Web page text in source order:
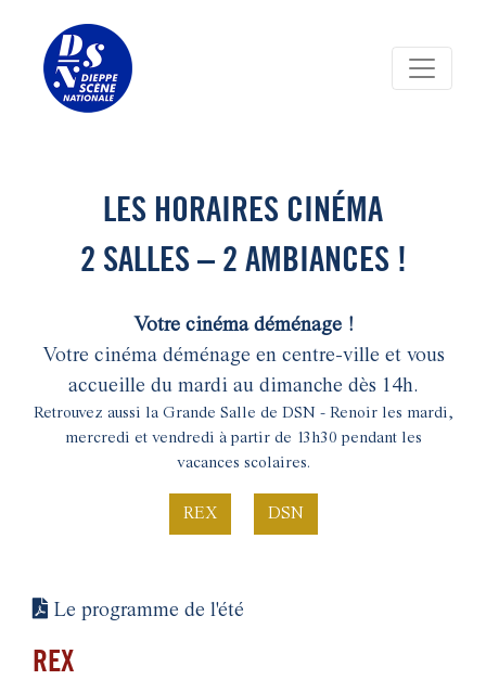
LES HORAIRES CINÉMA
2 SALLES – 2 AMBIANCES !
Votre cinéma déménage !
Votre cinéma déménage en centre-ville et vous
accueille du mardi au dimanche dès 14h.
Retrouvez aussi la Grande Salle de DSN - Renoir les mardi,
mercredi et vendredi à partir de 13h30 pendant les
vacances scolaires.
REX DSN
Le programme de l'été
REX